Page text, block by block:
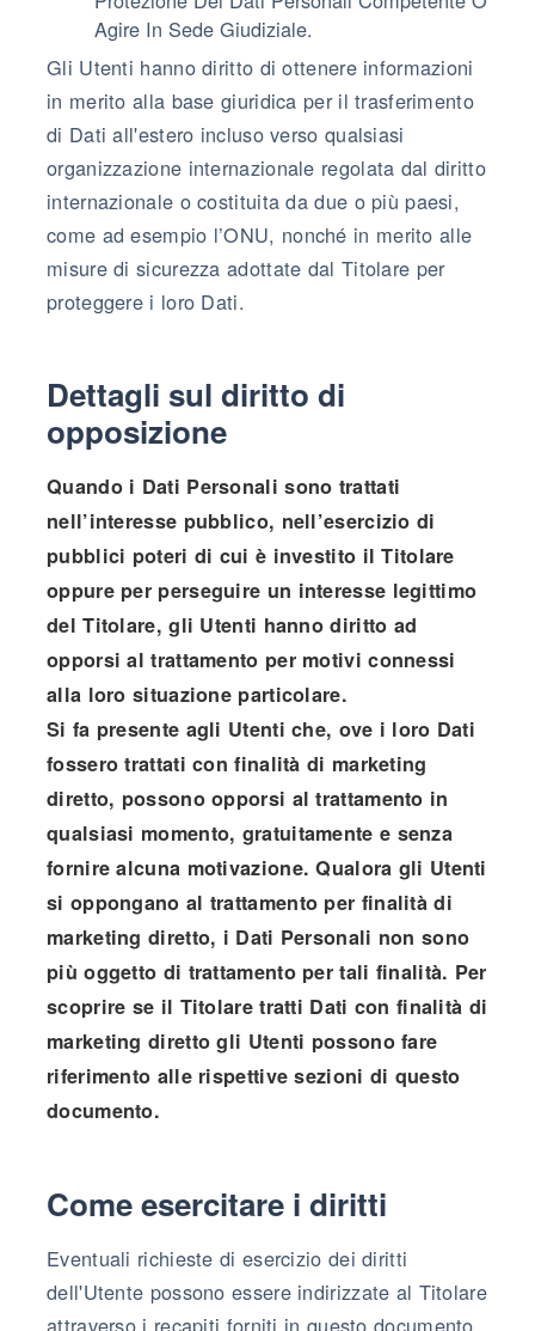
Agire In Sede Giudiziale.
Gli Utenti hanno diritto di ottenere informazioni
in merito alla base giuridica per il trasferimento
di Dati all'estero incluso verso qualsiasi
organizzazione internazionale regolata dal diritto
internazionale o costituita da due o più paesi,
come ad esempio l’ONU, nonché in merito alle
misure di sicurezza adottate dal Titolare per
proteggere i loro Dati.
Dettagli sul diritto di
opposizione
Quando i Dati Personali sono trattati
nell’interesse pubblico, nell’esercizio di
pubblici poteri di cui è investito il Titolare
oppure per perseguire un interesse legittimo
del Titolare, gli Utenti hanno diritto ad
opporsi al trattamento per motivi connessi
alla loro situazione particolare.
Si fa presente agli Utenti che, ove i loro Dati
fossero trattati con finalità di marketing
diretto, possono opporsi al trattamento in
qualsiasi momento, gratuitamente e senza
fornire alcuna motivazione. Qualora gli Utenti
si oppongano al trattamento per finalità di
marketing diretto, i Dati Personali non sono
più oggetto di trattamento per tali finalità. Per
scoprire se il Titolare tratti Dati con finalità di
marketing diretto gli Utenti possono fare
riferimento alle rispettive sezioni di questo
documento.
Come esercitare i diritti
Eventuali richieste di esercizio dei diritti
dell'Utente possono essere indirizzate al Titolare
attraverso i recapiti forniti in questo documento.